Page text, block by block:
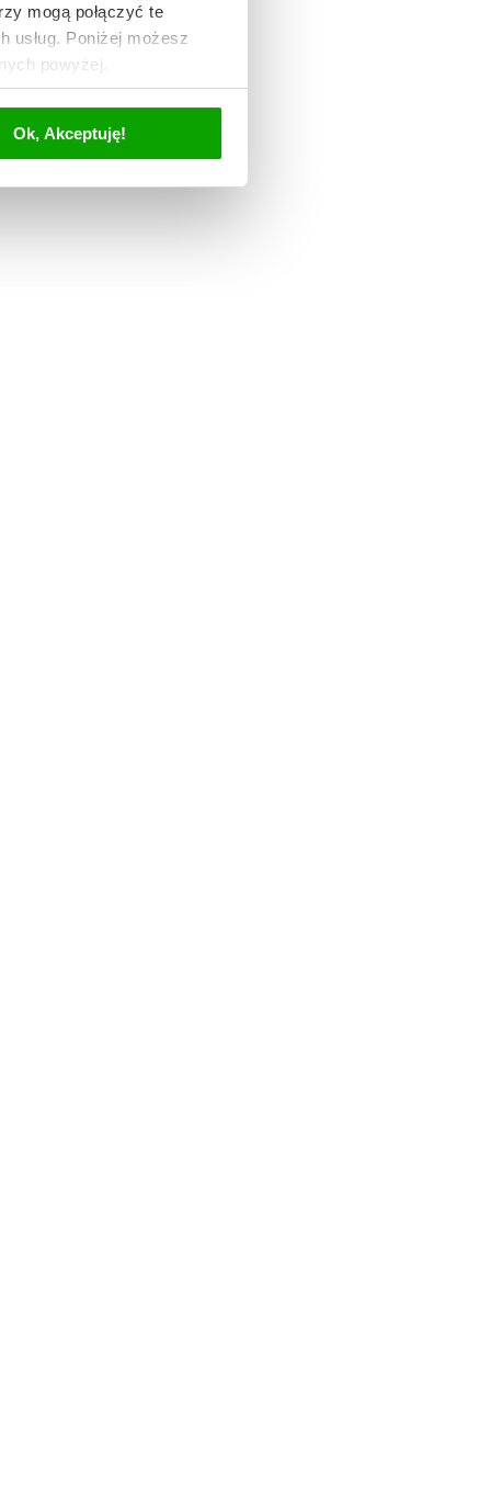
mogą połączyć te
usług. Poniżej możesz
powyżej.
Ok, Akceptuję!